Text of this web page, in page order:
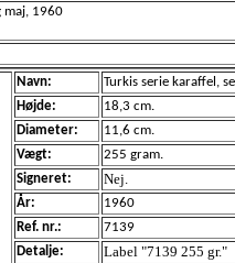
maj, 1960
Navn:
Turkis serie karaffel,
Højde:
18,3 cm.
Diameter:
11,6 cm.
Vægt:
255 gram.
Signeret:
Nej.
År:
1960
Ref. nr.:
7139
Detalje:
Label "7139 255 gr."